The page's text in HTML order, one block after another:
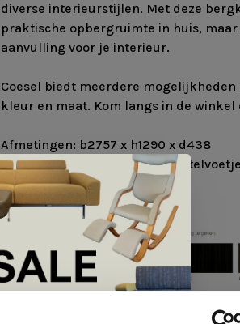
diverse interieurstijlen. Met deze
praktische opbergruimte in huis,
aanvulling voor je interieur.
Coesel biedt meerdere
kleur en maat. Kom langs in de
Afmetingen: b2757 x h1290 x d438
Als getoond op plint inclusief
Kleuren :